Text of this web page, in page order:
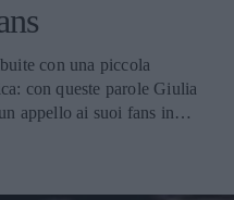
con una piccola
con queste parole Giulia
appello ai suoi fans in
di macchinari